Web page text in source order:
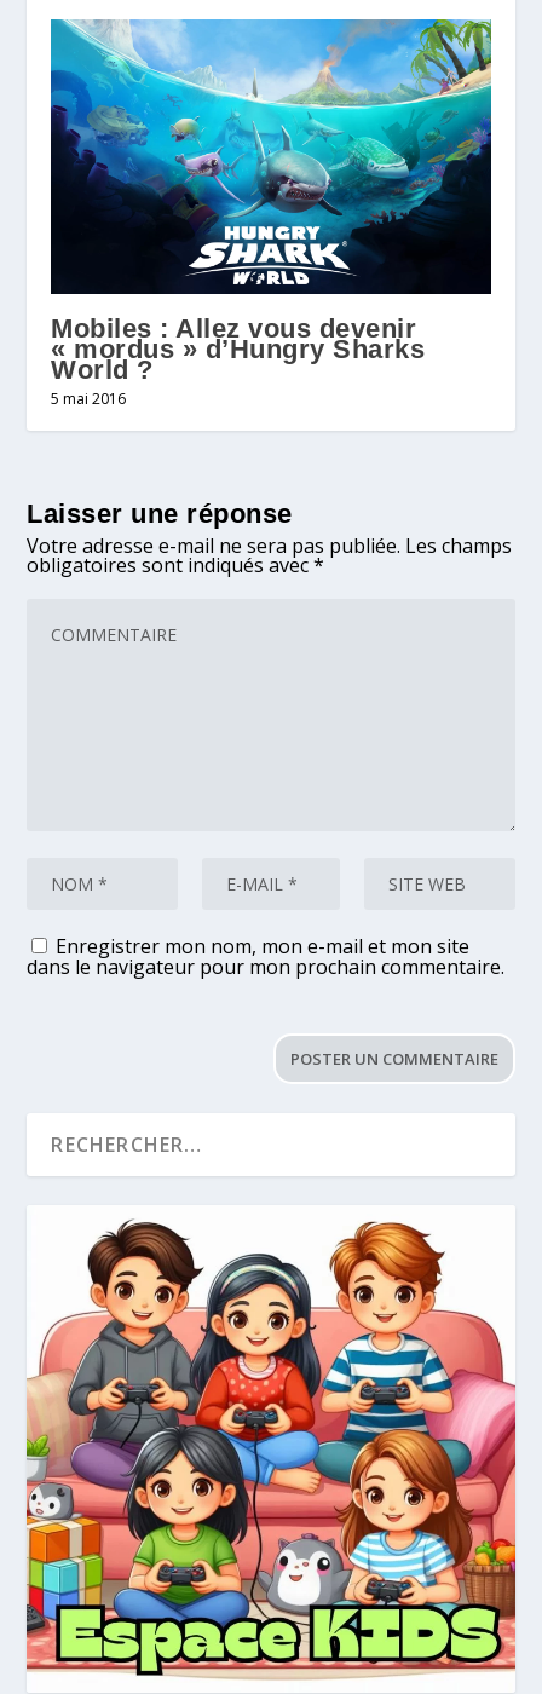
Mobiles : Allez vous devenir
« mordus » d’Hungry Sharks
World ?
5 mai 2016
Laisser une réponse
Votre adresse e-mail ne sera pas publiée. Les champs
obligatoires sont indiqués avec*
Enregistrer mon nom, mon e-mail et mon site
dans le navigateur pour mon prochain commentaire.